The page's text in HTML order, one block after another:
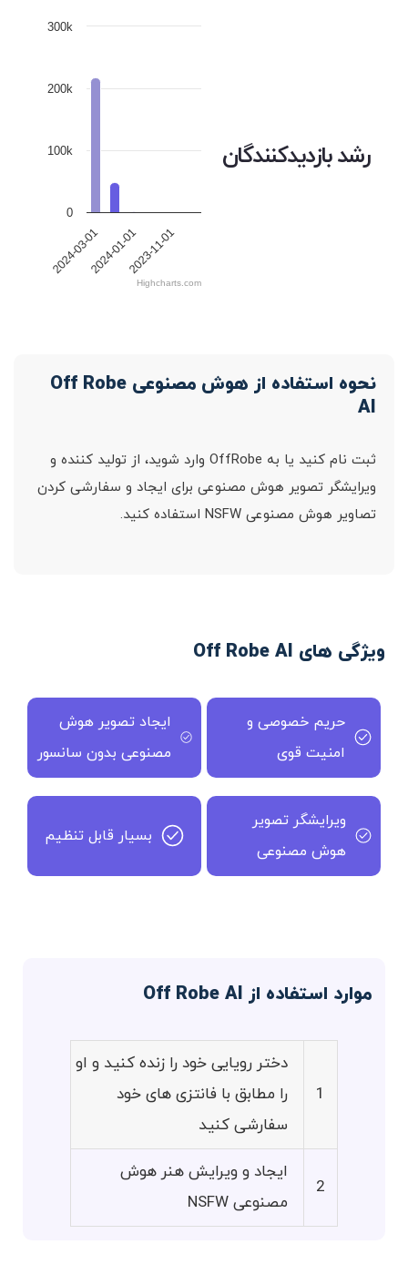
رشد بازدیدکنندگان
2024-03-012024-01-012023-11-01
0
100k
200k
300k
Highcharts.com
نحوه استفاده از هوش مصنوعی Off Robe
AI
ثبت نام کنید یا به OffRobe وارد شوید، از تولید کننده و
ویرایشگر تصویر هوش مصنوعی برای ایجاد و سفارشی کردن
تصاویر هوش مصنوعی NSFW استفاده کنید.
ویژگی های Off Robe AI
حریم خصوصی و
امنیت قوی
ایجاد تصویر هوش
مصنوعی بدون سانسور
ویرایشگر تصویر
هوش مصنوعی
بسیار قابل تنظیم
موارد استفاده از Off Robe AI
1
دختر رویایی خود را زنده کنید و او
را مطابق با فانتزی های خود
سفارشی کنید
2
ایجاد و ویرایش هنر هوش
مصنوعی NSFW